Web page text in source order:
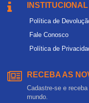
INSTITUCIONAL
Política de
Fale Conosco
Política de
RECEBA AS
Cadastre-se e
mundo.